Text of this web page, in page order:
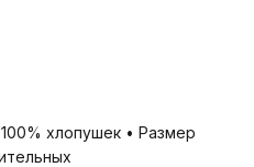
хлопушек • Размер